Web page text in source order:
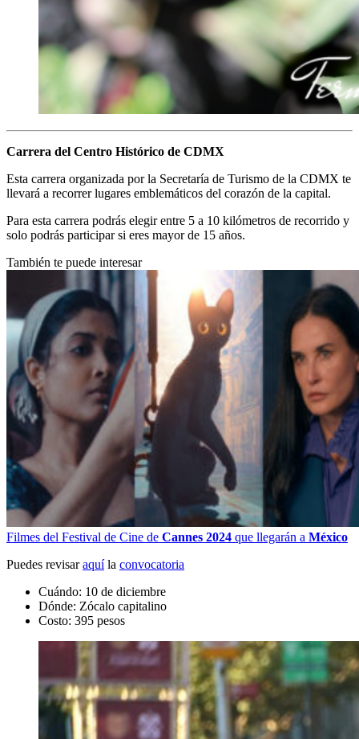
Carrera del Centro Histórico de CDMX
Esta carrera organizada por la Secretaría de Turismo de la CDMX te
llevará a recorrer lugares emblemáticos del corazón de la capital.
Para esta carrera podrás elegir entre 5 a 10 kilómetros de recorrido y
solo podrás participar si eres mayor de 15 años.
También te puede interesar
Filmes del Festival de Cine de Cannes 2024 que llegarán a México
Puedes revisaraquíla convocatoria
Cuándo: 10 de diciembre
Dónde: Zócalo capitalino
Costo: 395 pesos